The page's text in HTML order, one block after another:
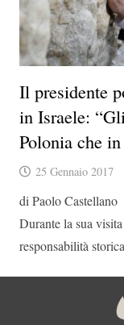
Il presidente
in Israele:
Polonia che
25 Gennaio 2017
di Paolo Castellano
Durante la sua
responsabilità